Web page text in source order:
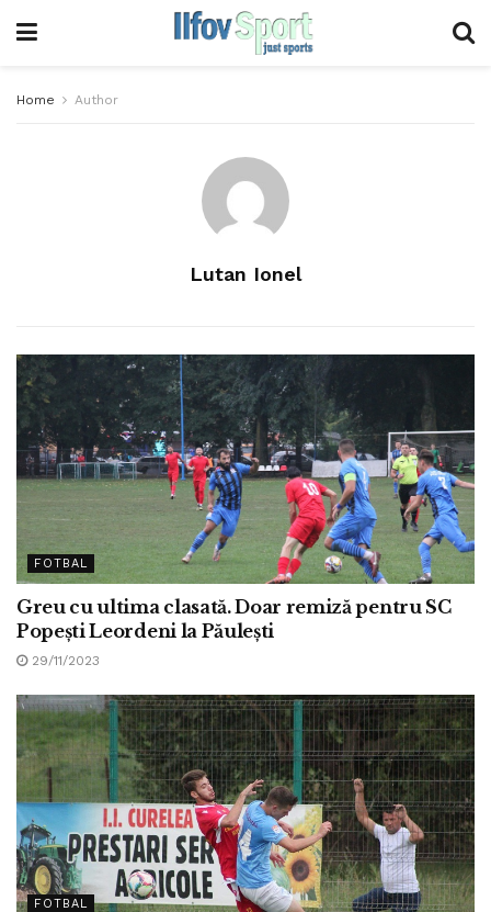
Home Author
Lutan Ionel
FOTBAL
Greu cu ultima clasată. Doar remiză pentru SC
Popeşti Leordeni la Păuleşti
29/11/2023
FOTBAL